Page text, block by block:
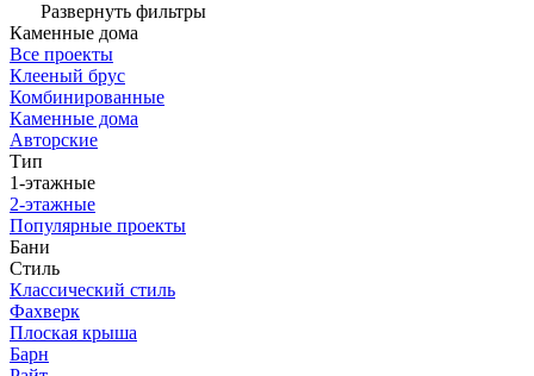
Развернуть фильтры
Каменные дома
Все проекты
Клееный брус
Комбинированные
Каменные дома
Авторские
Тип
1-этажные
2-этажные
Популярные проекты
Бани
Стиль
Классический стиль
Фахверк
Плоская крыша
Барн